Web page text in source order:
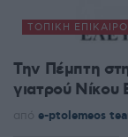
ΤΟΠΙΚΉ
Την Πέμπτη
γιατρού Νίκου
από e-ptolemeos